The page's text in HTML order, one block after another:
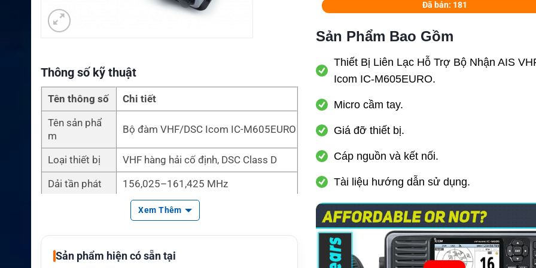
Thông số kỹ thuật
Tên thông số
Chi tiết
Tên sản phẩ
m
Bộ đàm VHF/DSC Icom IC-M605EURO
Loại thiết bị
VHF hàng hải cố định, DSC Class D
Dải tần phát
156,025–161,425 MHz
156,025–162,000 MHz
Xem Thêm
Sản phẩm hiện có sẵn tại
Đã bán: 181
Sản Phẩm Bao Gồm
Thiết Bị Liên Lạc Hỗ Trợ Bộ Nhận AIS
Icom IC-M605EURO.
Micro cầm tay.
Giá đỡ thiết bị.
Cáp nguồn và kết nối.
Tài liệu hướng dẫn sử dụng.